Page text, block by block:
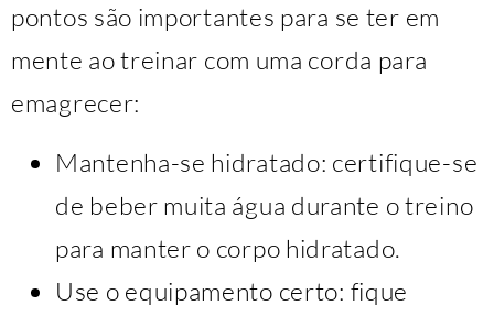
pontos são importantes para se ter em
mente ao treinar com uma corda para
emagrecer:
Mantenha-se hidratado: certifique-se
de beber muita água durante o treino
para manter o corpo hidratado.
Use o equipamento certo: fique